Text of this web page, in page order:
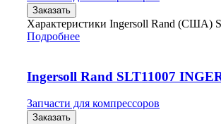
Заказать
Характеристики Ingersoll Rand (США)
Подробнее
Ingersoll Rand SLT11007
Запчасти для компрессоров
Заказать